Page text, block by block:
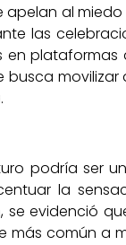
al
las
plataformas
busca
podría ser
la
evidenció
más común a